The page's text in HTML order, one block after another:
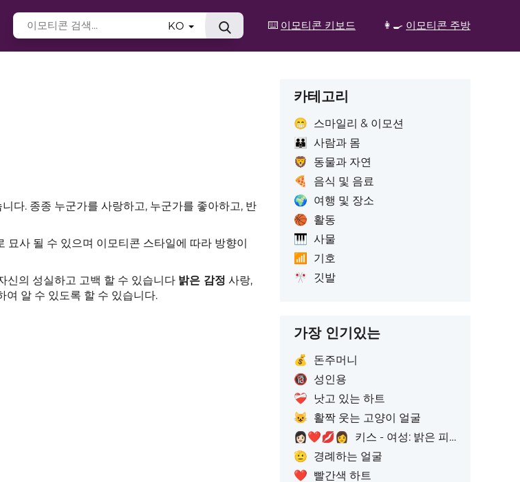
⌨️ 이모티콘 키보드 👩‍🍳 이모티콘 주방
KO
다. 종종 누군가를 사랑하고, 누군가를 좋아하고, 반
사 될 수 있으며 이모티콘 스타일에 따라 방향이
신의 성실하고 고백 할 수 있습니다 밝은 감정 사랑,
여 알 수 있도록 할 수 있습니다.
카테고리
😁 스마일리 & 이모션
👪
사람과 몸
🦁
동물과 자연
🍕
음식 및 음료
🌍 여행 및 장소
🏀 활동
🎹 사물
📶
기호
🎌 깃발
가장 인기있는
💰
돈주머니
🔞 성인용
❤️‍🩹 낫고 있는 하트
😺 활짝 웃는 고양이 얼굴
👩🏻‍❤️‍💋‍👩
키스 - 여성: 밝은 피부톤, 여성: 피부색 없음
🫡 경례하는 얼굴
❤️ 빨간색 하트